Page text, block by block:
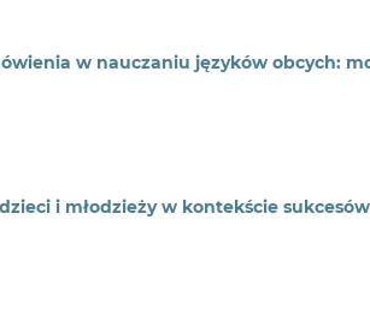
w nauczaniu języków obcych:
i młodzieży w kontekście